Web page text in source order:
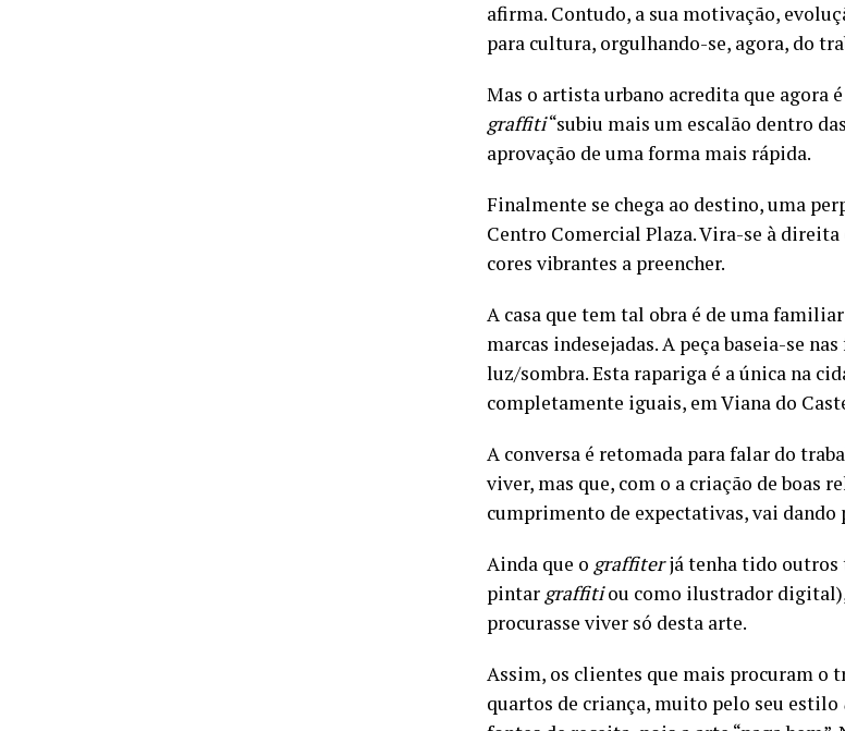
afirma. Contudo, a sua motivação,
para cultura, orgulhando-se, agora, do
Mas o artista urbano acredita que agora
graffiti“subiu mais um escalão dentro
aprovação de uma forma mais rápida.
Finalmente se chega ao destino, uma
Centro Comercial Plaza. Vira-se à
cores vibrantes a preencher.
A casa que tem tal obra é de uma
marcas indesejadas. A peça baseia-se
luz/sombra. Esta rapariga é a única na
completamente iguais, em Viana do
A conversa é retomada para falar do
viver, mas que, com o a criação de boas
cumprimento de expectativas, vai dando
Ainda que o graffiterjá tenha tido outros
pintar graffitiou como ilustrador
procurasse viver só desta arte.
Assim, os clientes que mais procuram o
quartos de criança, muito pelo seu estilo